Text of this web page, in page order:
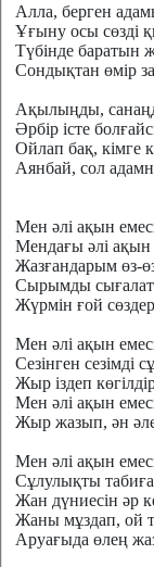
Алла, берген
Ұғыну осы сөзді
Түбінде баратын
Сондықтан өмір
Ақылыңды,
Әрбір істе
Ойлап бақ, кімге
Аянбай, сол
Мен әлі ақын
Мендағы әлі ақын
Жазғандарым өз-
Сырымды
Жүрмін ғой
Мен әлі ақын
Сезінген сезімді
Жыр іздеп
Мен әлі ақын
Жыр жазып, ән
Мен әлі ақын
Сұлулықты
Жан дүниесін әр
Жаны мұздап, ой
Аруағыда өлең